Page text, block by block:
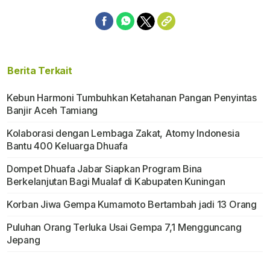
Berita Terkait
Kebun Harmoni Tumbuhkan Ketahanan Pangan Penyintas
Banjir Aceh Tamiang
Kolaborasi dengan Lembaga Zakat, Atomy Indonesia
Bantu 400 Keluarga Dhuafa
Dompet Dhuafa Jabar Siapkan Program Bina
Berkelanjutan Bagi Mualaf di Kabupaten Kuningan
Korban Jiwa Gempa Kumamoto Bertambah jadi 13 Orang
Puluhan Orang Terluka Usai Gempa 7,1 Mengguncang
Jepang